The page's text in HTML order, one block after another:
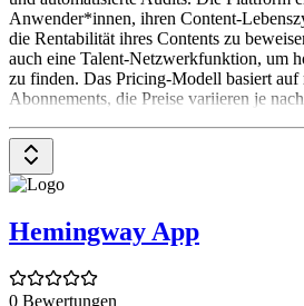
Anwender*innen, ihren Content-
die Rentabilität ihres Contents zu
auch eine Talent-Netzwerkfunktion, um
zu finden. Das Pricing-Modell basiert auf
Abonnements, die Preise variieren je
Hemingway App
0 Bewertungen